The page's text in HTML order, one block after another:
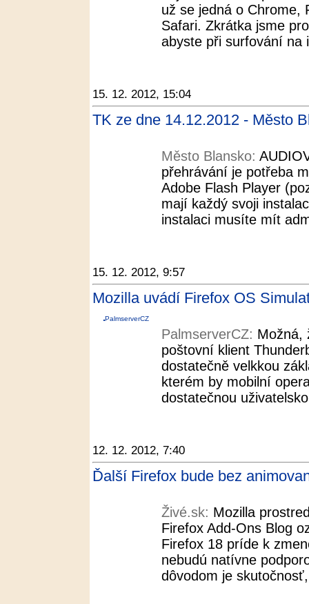
už se jedná o Chrome,
Safari. Zkrátka jsme
abyste při surfování na
15. 12. 2012, 15:04
TK ze dne 14.12.2012 - Město
Město Blansko:
přehrávání je potřeba
Adobe Flash Player
mají každý svoji
instalaci musíte mít
15. 12. 2012, 9:57
Mozilla uvádí Firefox OS
PalmserverCZ
PalmserverCZ: Možná,
poštovní klient
dostatečně velkkou
kterém by mobilní
dostatečnou
12. 12. 2012, 7:40
Ďalší Firefox bude bez
Živé.sk: Mozilla
Firefox Add-Ons Blog
Firefox 18 príde k
nebudú natívne
dôvodom je